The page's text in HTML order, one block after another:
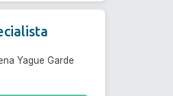
Yague Garde